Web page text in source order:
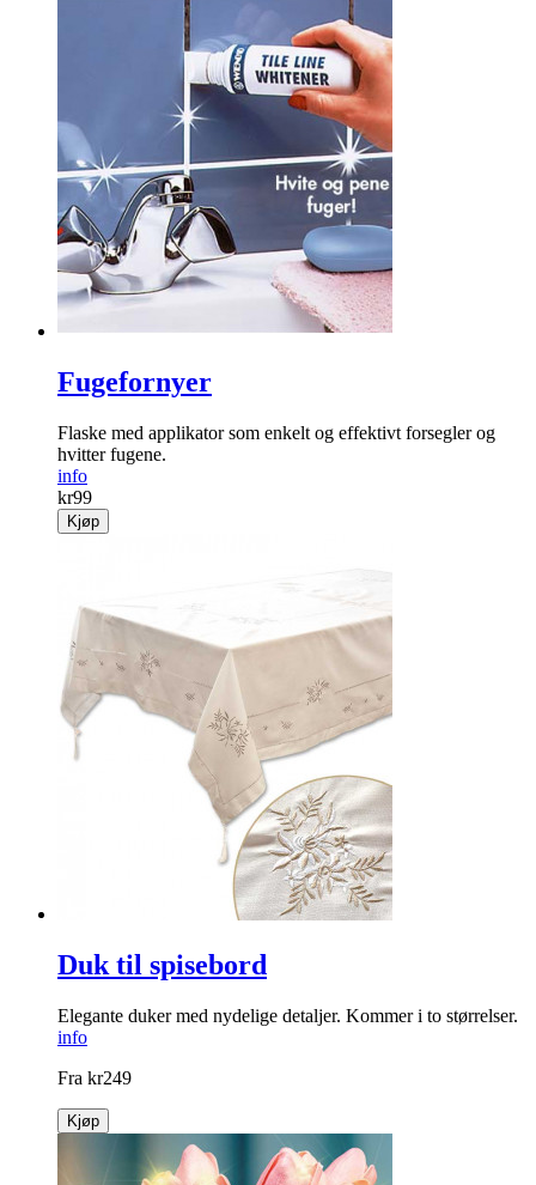
Fugefornyer
Flaske med applikator som enkelt og effektivt forsegler og
hvitter fugene.
info
kr99
Kjøp
Duk til spisebord
Elegante duker med nydelige detaljer. Kommer i to størrelser.
info
Fra kr249
Kjøp